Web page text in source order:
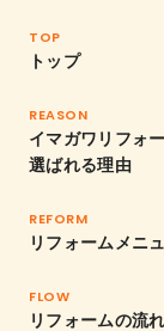
TOP
トップ
REASON
イマガワリフォ
選ばれる理由
REFORM
リフォームメニ
FLOW
リフォームの流れ